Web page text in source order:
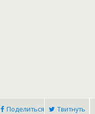
Поделиться Твитнуть